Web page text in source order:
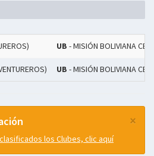
UB - MISIÓN BOLIVIANA
UB - MISIÓN BOLIVIANA
×
los Clubes, clic aquí